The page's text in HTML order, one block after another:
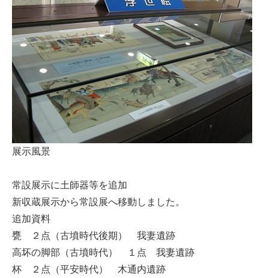
展示風景
常設展示に土師器等を追加
新収蔵展示から常設展へ移動しました。
追加資料
甕 ２点（古墳時代後期） 我妻遺跡
高坏の脚部（古墳時代） １点 我妻遺跡
杯 ２点（平安時代） 木通内遺跡